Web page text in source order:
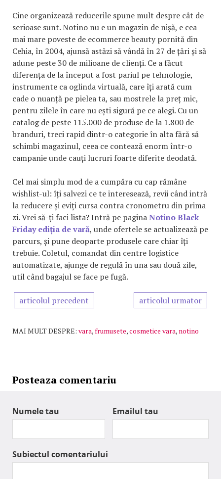
Cine organizează reducerile spune mult despre cât de
serioase sunt. Notino nu e un magazin de nișă, e cea
mai mare poveste de ecommerce beauty pornită din
Cehia, în 2004, ajunsă astăzi să vândă în 27 de țări și să
adune peste 30 de milioane de clienți. Ce a făcut
diferența de la început a fost pariul pe tehnologie,
instrumente ca oglinda virtuală, care îți arată cum
cade o nuanță pe pielea ta, sau mostrele la preț mic,
pentru zilele în care nu ești sigură pe ce alegi. Cu un
catalog de peste 115.000 de produse de la 1.800 de
branduri, treci rapid dintr-o categorie în alta fără să
schimbi magazinul, ceea ce contează enorm într-o
campanie unde cauți lucruri foarte diferite deodată.
Cel mai simplu mod de a cumpăra cu cap rămâne
wishlist-ul: îți salvezi ce te interesează, revii când intră
la reducere și eviți cursa contra cronometru din prima
zi. Vrei să-ți faci lista? Intră pe paginaNotino Black
Friday ediția de vară, unde ofertele se actualizează pe
parcurs, și pune deoparte produsele care chiar îți
trebuie. Coletul, comandat din centre logistice
automatizate, ajunge de regulă în una sau două zile,
util când bagajul se face pe fugă.
articolul precedent articolul urmator
MAI MULT DESPRE: vara,frumusete,cosmetice vara, notino
Posteaza comentariu
Numele tau Emailul tau
Subiectul comentariului